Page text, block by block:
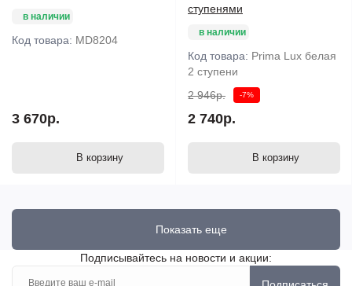
в наличии
Код товара: MD8204
3 670р.
В корзину
ступенями
в наличии
Код товара: Prima Lux белая
2 ступени
2 946р.
-7%
2 740р.
В корзину
Показать еще
Подписывайтесь на новости и акции: